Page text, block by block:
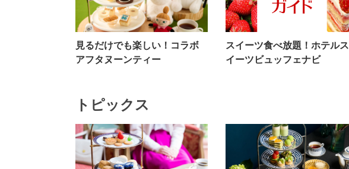
見るだけでも楽しい！コラボ
アフタヌーンティー
スイーツ食べ放題！ホテルス
イーツビュッフェナビ
トピックス